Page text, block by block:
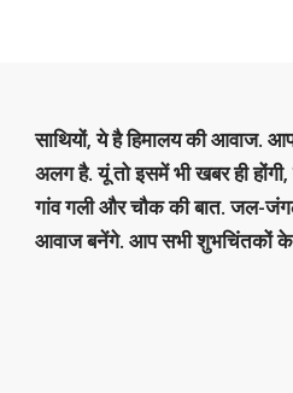
साथियों, ये है हिमालय की आवाज.
अलग है. यूं तो इसमें भी खबर ही
गांव गली और चौक की बात. जल-
आवाज बनेंगे. आप सभी शुभचिंतकों के